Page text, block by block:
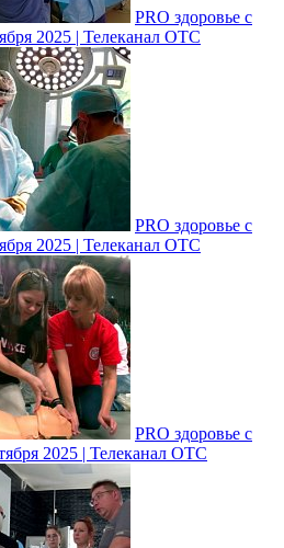
PRO здоровье с
2025 | Телеканал ОТС
PRO здоровье с
2025 | Телеканал ОТС
PRO здоровье с
2025 | Телеканал ОТС